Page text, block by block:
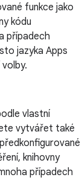
funkce jako
kódu
případech
jazyka Apps
vlastní
vytvářet také
knihovny
případech